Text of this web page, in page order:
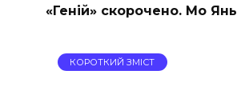
«Геній» скорочено. Мо Янь
КОРОТКИЙ ЗМІСТ